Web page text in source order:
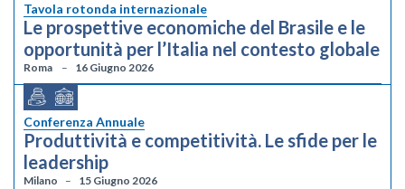
Tavola rotonda internazionale
Le prospettive economiche del Brasile e le
opportunità per l’Italia nel contesto globale
Roma 16 Giugno 2026
Conferenza Annuale
Produttività e competitività. Le sfide per le
leadership
Milano 15 Giugno 2026